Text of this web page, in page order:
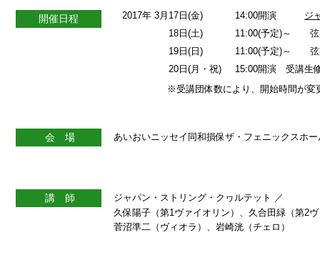
開催日程 2017年 3月17日 (金) 14:00開演 ジ
18日 (土)
11:00(予定)～ 弦
19日 (日)
11:00(予定)～ 弦
20日 (月・祝)
15:00開演 受講生
※受講団体数により、開始時間が変更になる
会 場 あいおいニッセイ同和損保ザ・フェニックスホー
講 師
ジャパン・ストリング・クヮルテット ／
久保陽子（第1ヴァイオリン）、久合田緑（第2
菅沼準二（ヴィオラ）、岩崎洸（チェロ）